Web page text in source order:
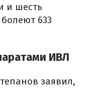
и шесть
633
ИВЛ
заявил,